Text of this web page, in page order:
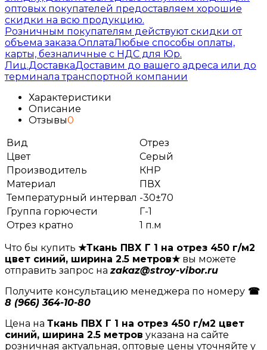
оптовых покупателей предоставляем хорошие
скидки на всю продукцию.
Розничным покупателям действуют скидки от
объема заказа.ОплатаЛюбые способы оплаты,
карты, безналичные с НДС для Юр.
Лиц.ДоставкаДоставим до вашего адреса или до
терминала транспортной компании
Характеристики
Описание
Отзывы0
Вид
Отрез
Цвет
Серый
Производитель
КНР
Материал
ПВХ
Температурный интервал -30±70
Группа горючести
Г-1
Отрез кратно
1 п.м
Что бы купить ★Ткань ПВХ Г 1 на отрез 450 г/м2
цвет синий, ширина 2.5 метров★вы можете
отправить запрос наzakaz@stroy-vibor.ru
Получите консультацию менеджера по номеру ☎
8 (966) 364-10-80
Цена на Ткань ПВХ Г 1 на отрез 450 г/м2 цвет
синий, ширина 2.5 метров указана на сайте
розничная актуальная, оптовые цены уточняйте у